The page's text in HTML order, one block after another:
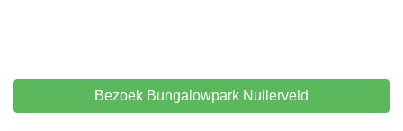
Bezoek Bungalowpark Nuilerveld